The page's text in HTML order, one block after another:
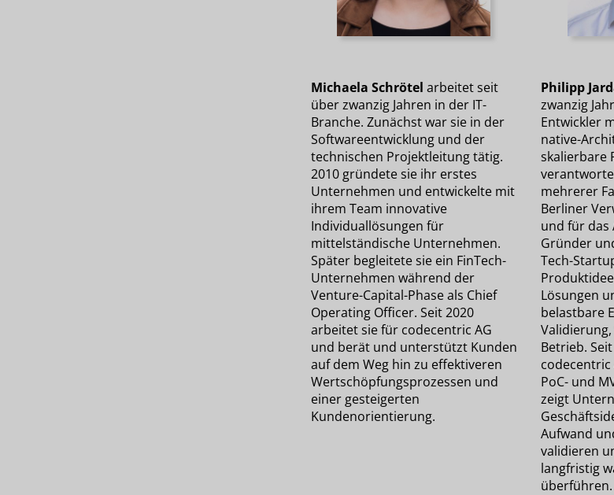
Michaela Schrötel arbeitet seit
über zwanzig Jahren in der IT-
Branche. Zunächst war sie in der
Softwareentwicklung und der
technischen Projektleitung tätig.
2010 gründete sie ihr erstes
Unternehmen und entwickelte mit
ihrem Team innovative
Individuallösungen für
mittelständische Unternehmen.
Später begleitete sie ein FinTech-
Unternehmen während der
Venture-Capital-Phase als Chief
Operating Officer. Seit 2020
arbeitet sie für codecentric AG
und berät und unterstützt Kunden
auf dem Weg hin zu effektiveren
Wertschöpfungsprozessen und
einer gesteigerten
Kundenorientierung.
Philipp
zwanzig
Entwickler
native-
skalierbare
mehrerer
Berliner
und für das
Gründer
Tech-
Lösungen
belastbare
Betrieb.
codecentric
PoC- und
zeigt
Aufwand
validieren
langfristig
überführen.